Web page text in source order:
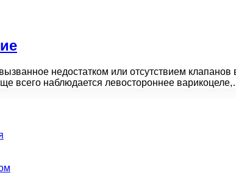
недостатком или отсутствием
всего наблюдается левостороннее